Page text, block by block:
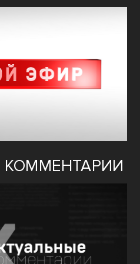
КОММЕНТАРИИ